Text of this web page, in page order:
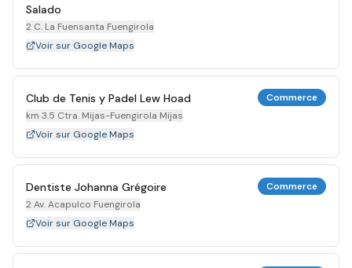
Salado
2 C. La Fuensanta Fuengirola
Voir sur Google Maps
Club de Tenis y Padel Lew Hoad
km 3.5 Ctra. Mijas-Fuengirola Mijas
Commerce
Voir sur Google Maps
Dentiste Johanna Grégoire
2 Av. Acapulco Fuengirola
Commerce
Voir sur Google Maps